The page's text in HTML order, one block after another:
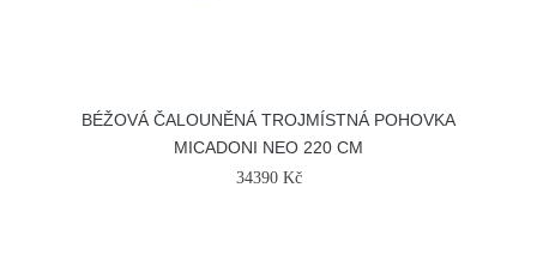
BÉŽOVÁ ČALOUNĚNÁ TROJMÍSTNÁ POHOVKA
MICADONI NEO 220 CM
34390 Kč